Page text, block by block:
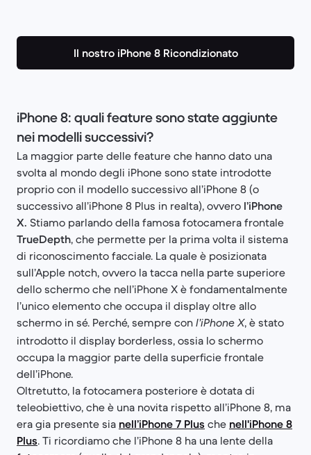
Il nostro iPhone 8 Ricondizionato
iPhone 8: quali feature sono state aggiunte
nei modelli successivi?
La maggior parte delle feature che hanno dato una
svolta al mondo degli iPhone sono state introdotte
proprio con il modello successivo all’iPhone 8 (o
successivo all’iPhone 8 Plus in realta), ovvero l’iPhone
X. Stiamo parlando della famosa fotocamera frontale
TrueDepth, che permette per la prima volta il sistema
di riconoscimento facciale. La quale è posizionata
sull’Apple notch, ovvero la tacca nella parte superiore
dello schermo che nell’iPhone X è fondamentalmente
l’unico elemento che occupa il display oltre allo
schermo in sé. Perché, sempre con l’iPhone X, è stato
introdotto il display borderless, ossia lo schermo
occupa la maggior parte della superficie frontale
dell’iPhone.
Oltretutto, la fotocamera posteriore è dotata di
teleobiettivo, che è una novita rispetto all’iPhone 8, ma
era gia presente sia nell’iPhone 7 Plus che nell'iPhone 8
Plus. Ti ricordiamo che l’iPhone 8 ha una lente della